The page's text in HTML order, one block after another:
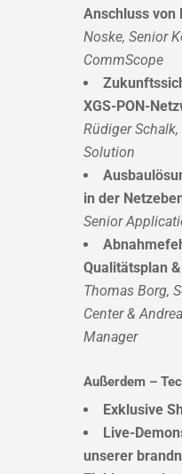
Anschluss von
Noske, Senior
CommScope
XGS-PON-
Rüdiger
Solution
in der
Senior
Qualitätsplan
Thomas Borg,
Center &
Manager
Außerdem –
Exklusive
Live-
unserer